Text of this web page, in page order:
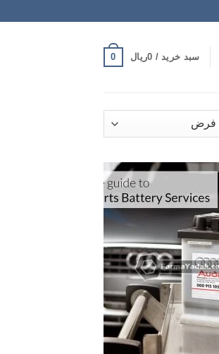
سبد خرید / 0ریال 0